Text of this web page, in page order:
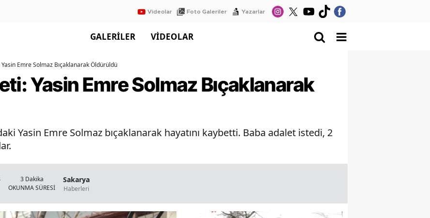
Videolar Foto Galeriler Yazarlar
GALERİLER VİDEOLAR
Emre Solmaz Bıçaklanarak Öldürüldü
Yasin Emre Solmaz Bıçaklanarak
Yasin Emre Solmaz bıçaklanarak hayatını kaybetti. Baba adalet istedi, 2
3 Dakika
OKUNMA SÜRESİ
Sakarya
Haberleri